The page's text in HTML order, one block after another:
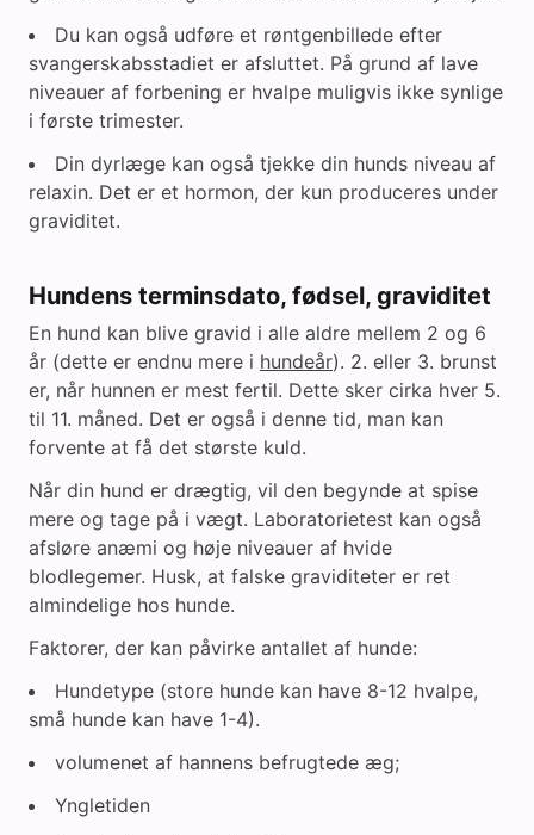
Du kan også udføre et røntgenbillede efter
svangerskabsstadiet er afsluttet. På grund af lave
niveauer af forbening er hvalpe muligvis ikke synlige
i første trimester.
Din dyrlæge kan også tjekke din hunds niveau af
relaxin. Det er et hormon, der kun produceres under
graviditet.
Hundens terminsdato, fødsel, graviditet
En hund kan blive gravid i alle aldre mellem 2 og 6
år (dette er endnu mere i hundeår). 2. eller 3. brunst
er, når hunnen er mest fertil. Dette sker cirka hver 5.
til 11. måned. Det er også i denne tid, man kan
forvente at få det største kuld.
Når din hund er drægtig, vil den begynde at spise
mere og tage på i vægt. Laboratorietest kan også
afsløre anæmi og høje niveauer af hvide
blodlegemer. Husk, at falske graviditeter er ret
almindelige hos hunde.
Faktorer, der kan påvirke antallet af hunde:
Hundetype (store hunde kan have 8-12 hvalpe,
små hunde kan have 1-4).
volumenet af hannens befrugtede æg;
Yngletiden